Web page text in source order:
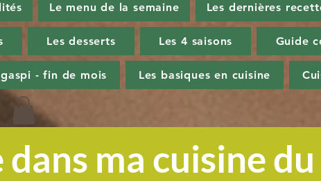
Le menu de la semaine Les dernières
Les desserts Les 4 saisons Guide
- fin de mois Les basiques en cuisine
ma cuisine